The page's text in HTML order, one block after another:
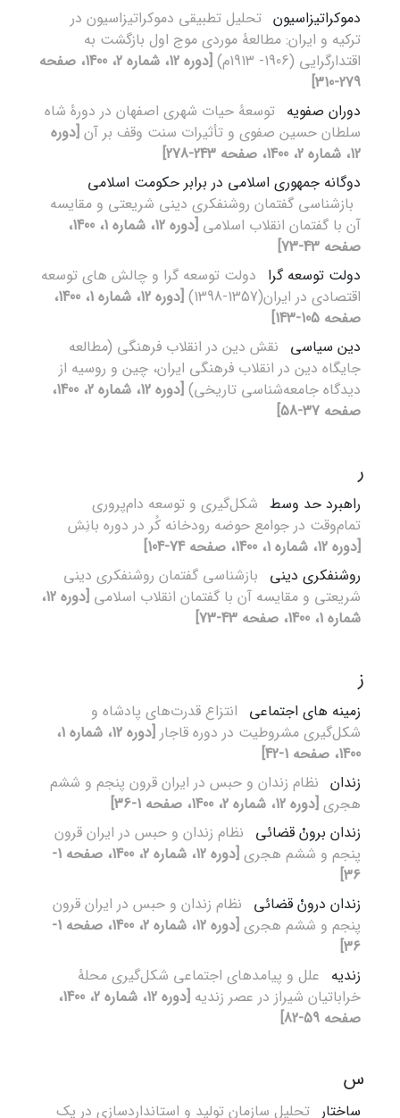
دموکراتیزاسیون تحلیل تطبیقی دموکراتیزاسیون در
ترکیه و ایران: مطالعۀ موردی موج اول بازگشت به
اقتدارگرایی (1906- 1913م)
[دوره 12، شماره 2، 1400، صفحه
279-310]
دوران صفویه توسعۀ حیات شهری اصفهان در دورۀ شاه
سلطان حسین صفوی و تأثیرات سنت وقف بر آن [دوره
12، شماره 2، 1400، صفحه 243-278]
دوگانه جمهوری اسلامی در برابر حکومت اسلامی
بازشناسی گفتمان روشنفکری دینی شریعتی و مقایسه
آن با گفتمان انقلاب اسلامی
[دوره 12، شماره 1، 1400،
صفحه 43-73]
دولت توسعه گرا دولت توسعه گرا و چالش های توسعه
اقتصادی در ایران(1357-1398)
[دوره 12، شماره 1، 1400،
صفحه 105-143]
دین ‌سیاسی نقش دین در انقلاب فرهنگی (مطالعه
جایگاه دین در انقلاب فرهنگی ایران، چین و روسیه از
دیدگاه جامعه‌شناسی ‌تاریخی)‌
[دوره 12، شماره 2، 1400،
صفحه 37-58]
ر
راهبرد حد وسط شکل‌گیری و توسعه دام‌پروری
تمام‌وقت در جوامع حوضه رودخانه کُر در دوره بانِش
[دوره 12، شماره 1، 1400، صفحه 74-104]
روشنفکری دینی بازشناسی گفتمان روشنفکری دینی
شریعتی و مقایسه آن با گفتمان انقلاب اسلامی
[دوره 12،
شماره 1، 1400، صفحه 43-73]
ز
زمینه های اجتماعی انتزاع قدرت‌های پادشاه و
شکل‌گیری مشروطیت در دوره قاجار
[دوره 12، شماره 1،
1400، صفحه 1-42]
زندان نظام زندان و حبس در ایران قرون پنجم و ششم
هجری [دوره 12، شماره 2، 1400، صفحه 1-36]
زندان­ برونْ­ قضائی نظام زندان و حبس در ایران قرون
پنجم و ششم هجری
[دوره 12، شماره 2، 1400، صفحه 1-
36]
زندان درونْ ­قضائی نظام زندان و حبس در ایران قرون
پنجم و ششم هجری
[دوره 12، شماره 2، 1400، صفحه 1-
36]
زندیه علل و پیامدهای اجتماعی شکل‌گیری محلۀ
خراباتیان شیراز در عصر زندیه
[دوره 12، شماره 2، 1400،
صفحه 59-82]
س
ساختار تحلیل سازمان تولید و استانداردسازی در یک